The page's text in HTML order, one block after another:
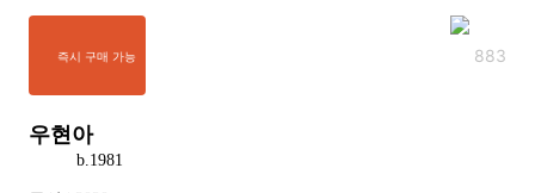
즉시 구매 가능 883
우현아
b.1981